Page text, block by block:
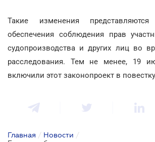
Такие изменения
обеспечения соблюдения прав
судопроизводства и других лиц во
расследования. Тем не менее, 19
включили этот законопроект в
Главная / Новости /